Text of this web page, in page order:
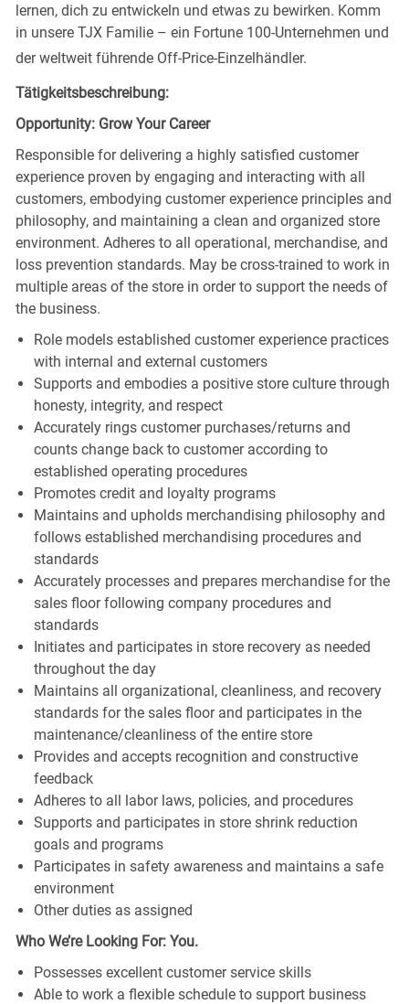
lernen, dich zu entwickeln und etwas zu bewirken. Komm
in unsere TJX Familie – ein Fortune 100-Unternehmen und
der weltweit führende Off-Price-Einzelhändler.
Tätigkeitsbeschreibung:
Opportunity: Grow Your Career
Responsible for delivering a highly satisfied customer
experience proven by engaging and interacting with all
customers, embodying customer experience principles and
philosophy, and maintaining a clean and organized store
environment. Adheres to all operational, merchandise, and
loss prevention standards. May be cross-trained to work in
multiple areas of the store in order to support the needs of
the business.
Role models established customer experience practices
with internal and external customers
Supports and embodies a positive store culture through
honesty, integrity, and respect
Accurately rings customer purchases/returns and
counts change back to customer according to
established operating procedures
Promotes credit and loyalty programs
Maintains and upholds merchandising philosophy and
follows established merchandising procedures and
standards
Accurately processes and prepares merchandise for the
sales floor following company procedures and
standards
Initiates and participates in store recovery as needed
throughout the day
Maintains all organizational, cleanliness, and recovery
standards for the sales floor and participates in the
maintenance/cleanliness of the entire store
Provides and accepts recognition and constructive
feedback
Adheres to all labor laws, policies, and procedures
Supports and participates in store shrink reduction
goals and programs
Participates in safety awareness and maintains a safe
environment
Other duties as assigned
Who We’re Looking For: You.
Possesses excellent customer service skills
Able to work a flexible schedule to support business